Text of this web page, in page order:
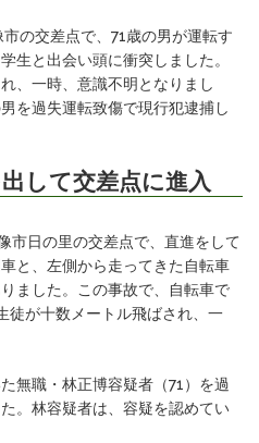
の交差点で、71歳の男が運転す
生と出会い頭に衝突しました。
、一時、意識不明となりまし
を過失運転致傷で現行犯逮捕し
して交差点に進入
市日の里の交差点で、直進をして
と、左側から走ってきた自転車
ました。この事故で、自転車で
徒が十数メートル飛ばされ、一
無職・林正博容疑者（71）を過
。林容疑者は、容疑を認めてい